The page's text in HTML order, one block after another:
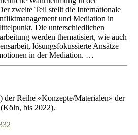
zweite Teil stellt die Internationale
und Mediation in
Die unterschiedlichen
werden thematisiert, wie auch
lösungsfokussierte Ansätze
in der Mediation. …
Reihe «Konzepte/Materialen» der
bis 2022).